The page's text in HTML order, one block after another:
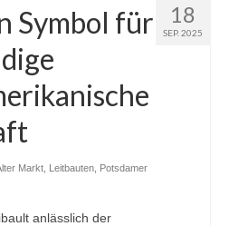
18
SEP. 2025
Symbol für
Markt Leitbauten Potsdamer
anlässlich der